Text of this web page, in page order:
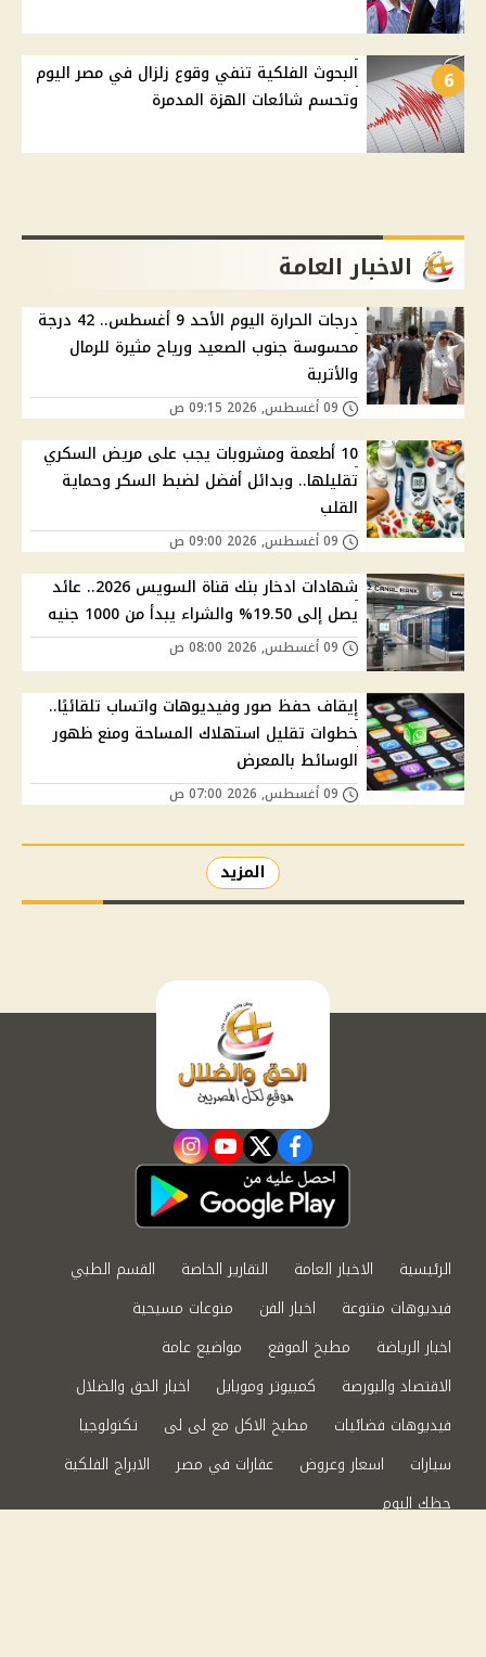
6
البحوث الفلكية تنفي وقوع زلزال في مصر اليوم
وتحسم شائعات الهزة المدمرة
الاخبار العامة
درجات الحرارة اليوم الأحد 9 أغسطس.. 42 درجة
محسوسة جنوب الصعيد ورياح مثيرة للرمال
والأتربة
10 أطعمة ومشروبات يجب على مريض السكري
تقليلها.. وبدائل أفضل لضبط السكر وحماية
القلب
شهادات ادخار بنك قناة السويس 2026.. عائد
يصل إلى 19.50% والشراء يبدأ من 1000 جنيه
إيقاف حفظ صور وفيديوهات واتساب تلقائيًا..
خطوات تقليل استهلاك المساحة ومنع ظهور
الوسائط بالمعرض
المزيد
facebook
twitter
youtube
instagram
الرئيسية الاخبار العامة التقارير الخاصة
القسم الطبي
فيديوهات متنوعة
اخبار الفن
منوعات مسيحية
اخبار الرياضة
مطبخ الموقع
مواضيع عامة
الاقتصاد والبورصة
كمبيوتر وموبايل
اخبار الحق والضلال
فيديوهات فضائيات
مطبخ الاكل مع لى لى
تكنولوجيا
سيارات
اسعار وعروض عقارات في مصر
الابراج الفلكية
حظك اليوم